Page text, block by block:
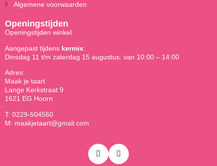
Algemene voorwaarden
Openingstijden
Openingstijden winkel:
Aangepast tijdens kermis:
Dinsdag 11 t/m zaterdag 15 augustus: van 10:00 – 14:00
Adres:
Maak je taart
Lange Kerkstraat 9
1621 EG Hoorn
T: 0229-504560
M: maakjetaart@gmail.com